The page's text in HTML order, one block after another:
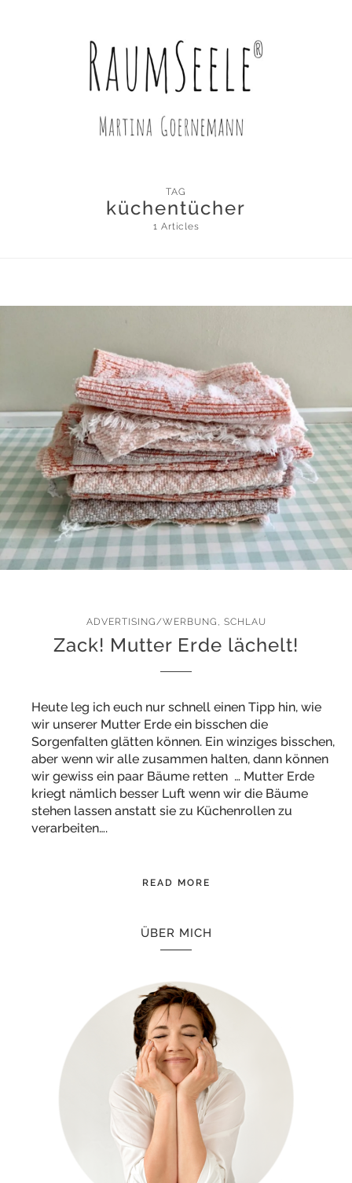
TAG
küchentücher
1 Articles
ADVERTISING/WERBUNG , SCHLAU
Zack! Mutter Erde lächelt!
Heute leg ich euch nur schnell einen Tipp hin, wie
wir unserer Mutter Erde ein bisschen die
Sorgenfalten glätten können. Ein winziges bisschen,
aber wenn wir alle zusammen halten, dann können
wir gewiss ein paar Bäume retten … Mutter Erde
kriegt nämlich besser Luft wenn wir die Bäume
stehen lassen anstatt sie zu Küchenrollen zu
verarbeiten….
READ MORE
ÜBER MICH